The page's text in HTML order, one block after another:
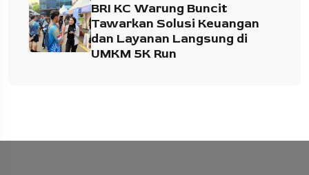
BRI KC Warung Buncit
Tawarkan Solusi Keuangan
dan Layanan Langsung di
UMKM 5K Run